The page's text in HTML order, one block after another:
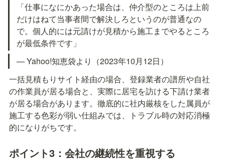
「仕事になにかあった場合は、仲介型のところは上前
だけはねて当事者間で解決しろというのが普通なの
で。個人的には元請けが見積から施工までやるところ
が最低条件です」
— Yahoo!知恵袋より（2023年10月12日）
一括見積もりサイト経由の場合、登録業者の譜所や自社
の作業員が居る場合と、実際に居宅を訪ける下請け業者
が居る場合があります。徹底的に社内厳核をした属員が
施工する色彩が弱い仕組みでは、トラブル時の対応消極
的になりがちです。
ポイント3：会社の継続性を重視する